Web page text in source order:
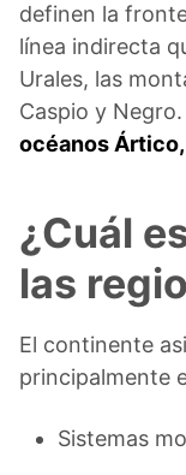
definen la
línea indirecta
Urales, las
Caspio y
océanos
¿Cuál
las
El continente
principalmente
Sistemas